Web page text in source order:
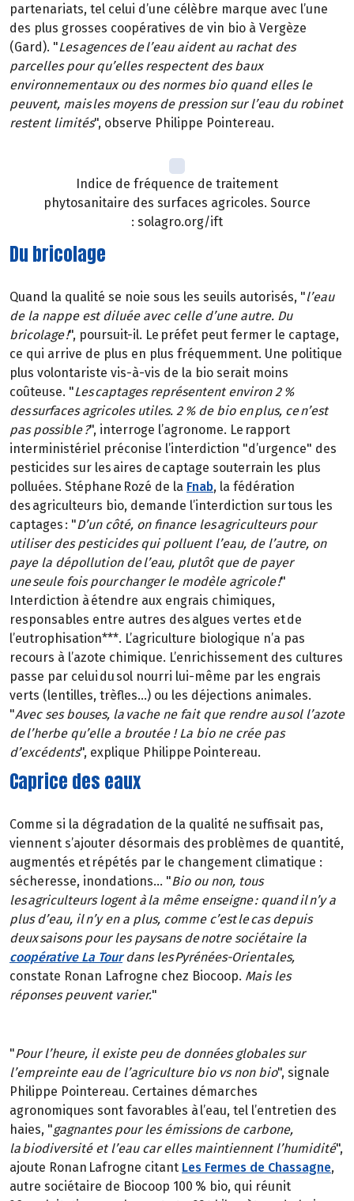
partenariats, tel celui d’une célèbre marque avec l’une
des plus grosses coopératives de vin bio à Vergèze
(Gard). "Les agences de l’eau aident au rachat des
parcelles pour qu’elles respectent des baux
environnementaux ou des normes bio quand elles le
peuvent, mais les moyens de pression sur l’eau du robinet
restent limités", observe Philippe Pointereau.
Indice de fréquence de traitement
phytosanitaire des surfaces agricoles. Source
: solagro.org/ift
Du bricolage
Quand la qualité se noie sous les seuils autorisés, "l’eau
de la nappe est diluée avec celle d’une autre. Du
bricolage !", poursuit-il. Le préfet peut fermer le captage,
ce qui arrive de plus en plus fréquemment. Une politique
plus volontariste vis-à-vis de la bio serait moins
coûteuse. "Les captages représentent environ 2 %
des surfaces agricoles utiles. 2 % de bio en plus, ce n’est
pas possible ?", interroge l’agronome. Le rapport
interministériel préconise l’interdiction "d’urgence" des
pesticides sur les aires de captage souterrain les plus
polluées. Stéphane Rozé de la Fnab, la fédération
des agriculteurs bio, demande l’interdiction sur tous les
captages : "D’un côté, on finance les agriculteurs pour
utiliser des pesticides qui polluent l’eau, de l’autre, on
paye la dépollution de l’eau, plutôt que de payer
une seule fois pour changer le modèle agricole !"
Interdiction à étendre aux engrais chimiques,
responsables entre autres des algues vertes et de
l’eutrophisation***. L’agriculture biologique n’a pas
recours à l’azote chimique. L’enrichissement des cultures
passe par celui du sol nourri lui-même par les engrais
verts (lentilles, trèfles…) ou les déjections animales.
"Avec ses bouses, la vache ne fait que rendre au sol l’azote
de l’herbe qu’elle a broutée ! La bio ne crée pas
d’excédents", explique Philippe Pointereau.
Caprice des eaux
Comme si la dégradation de la qualité ne suffisait pas,
viennent s’ajouter désormais des problèmes de quantité,
augmentés et répétés par le changement climatique :
sécheresse, inondations… "Bio ou non, tous
les agriculteurs logent à la même enseigne : quand il n’y a
plus d’eau, il n’y en a plus, comme c’est le cas depuis
deux saisons pour les paysans de notre sociétaire la
coopérative La Tourdans les Pyrénées-Orientales,
constate Ronan Lafrogne chez Biocoop. Mais les
réponses peuvent varier."
"Pour l’heure, il existe peu de données globales sur
l’empreinte eau de l’agriculture bio vs non bio", signale
Philippe Pointereau. Certaines démarches
agronomiques sont favorables à l’eau, tel l’entretien des
haies, "gagnantes pour les émissions de carbone,
la biodiversité et l’eau car elles maintiennent l’humidité",
ajoute Ronan Lafrogne citant Les Fermes de Chassagne,
autre sociétaire de Biocoop 100 % bio, qui réunit